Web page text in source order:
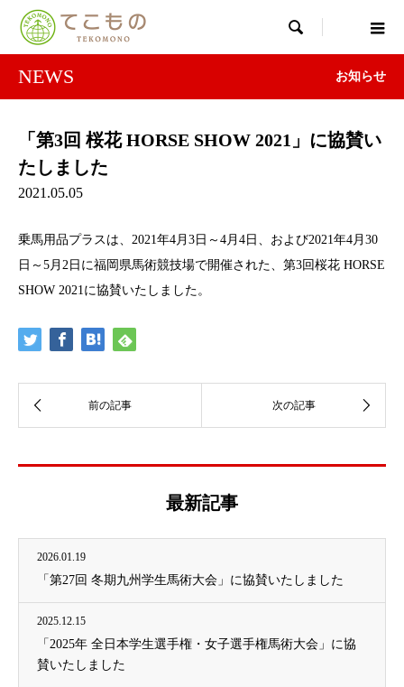

NEWS お知らせ
「第3回 桜花 HORSE SHOW 2021」に協賛い
たしました
2021.05.05
乗馬用品プラスは、2021年4月3日～4月4日、および2021年4月30
日～5月2日に福岡県馬術競技場で開催された、第3回桜花 HORSE
SHOW 2021に協賛いたしました。
最新記事
2026.01.19
「第27回 冬期九州学生馬術大会」に協賛いたしました
2025.12.15
「2025年 全日本学生選手権・女子選手権馬術大会」に協
賛いたしました